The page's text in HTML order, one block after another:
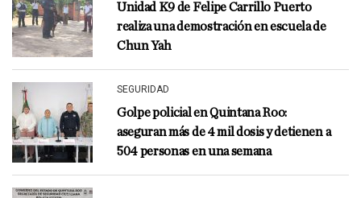
Unidad K9 de Felipe Carrillo Puerto
realiza una demostración en escuela de
Chun Yah
SEGURIDAD
Golpe policial en Quintana Roo:
aseguran más de 4 mil dosis y detienen a
504 personas en una semana